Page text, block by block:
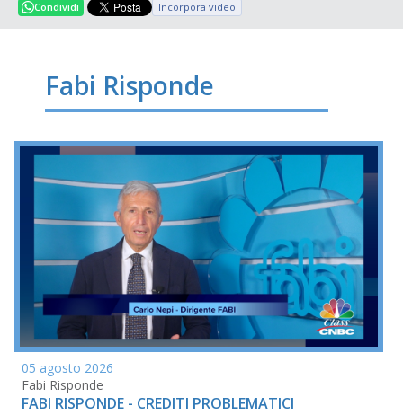
Condividi Incorpora video
Fabi Risponde
05 agosto 2026
Fabi Risponde
FABI RISPONDE - CREDITI PROBLEMATICI